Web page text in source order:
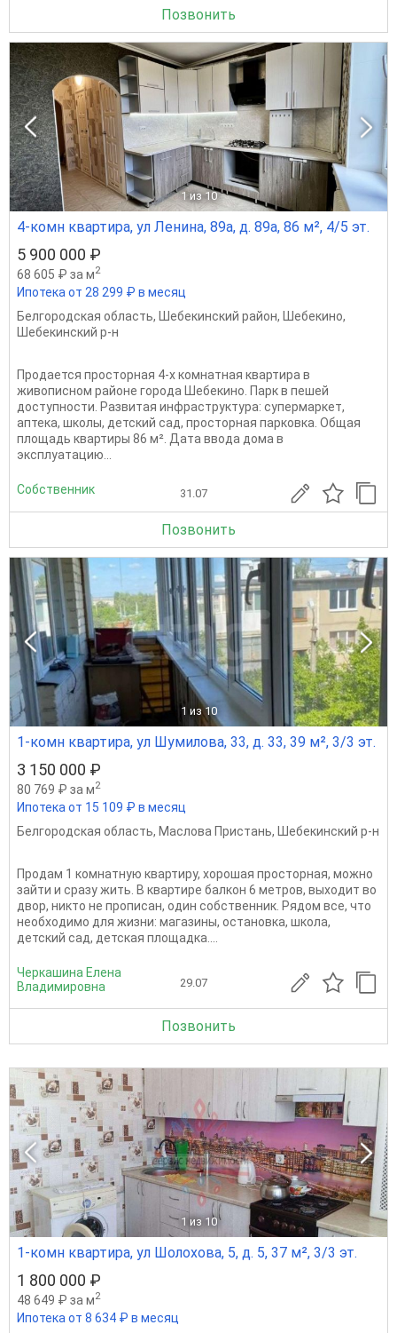
Позвонить
1 из 10
4-комн квартира, ул Ленина, 89а, д. 89а, 86 м², 4/5 эт.
5 900 000 ₽
68 605 ₽ за м2
Ипотека от 28 299 ₽ в месяц
Белгородская область, Шебекинский район, Шебекино,
Шебекинский р-н
Продается просторная 4-х комнатная квартира в
живописном районе города Шебекино. Парк в пешей
доступности. Развитая инфраструктура: супермаркет,
аптека, школы, детский сад, просторная парковка. Общая
площадь квартиры 86 м². Дата ввода дома в
эксплуатацию...
Собственник 31.07
Позвонить
1 из 10
1-комн квартира, ул Шумилова, 33, д. 33, 39 м², 3/3 эт.
3 150 000 ₽
80 769 ₽ за м2
Ипотека от 15 109 ₽ в месяц
Белгородская область, Маслова Пристань, Шебекинский р-н
Продам 1 комнатную квартиру, хорошая просторная, можно
зайти и сразу жить. В квартире балкон 6 метров, выходит во
двор, никто не прописан, один собственник. Рядом все, что
необходимо для жизни: магазины, остановка, школа,
детский сад, детская площадка....
Черкашина Елена
Владимировна
29.07
Позвонить
1 из 10
1-комн квартира, ул Шолохова, 5, д. 5, 37 м², 3/3 эт.
1 800 000 ₽
48 649 ₽ за м2
Ипотека от 8 634 ₽ в месяц